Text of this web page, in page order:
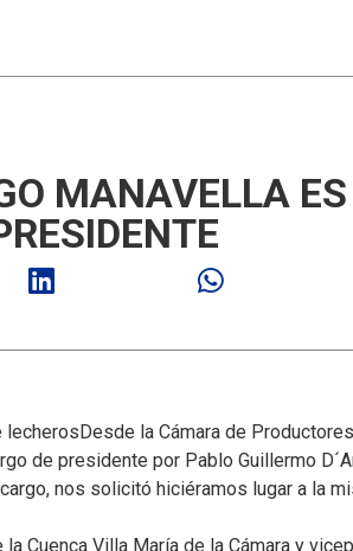
MANAVELLA
lecherosDesde la Cámara de
de presidente por Pablo Guillermo
nos solicitó hiciéramos lugar a la
Cuenca Villa María de la Cámara y